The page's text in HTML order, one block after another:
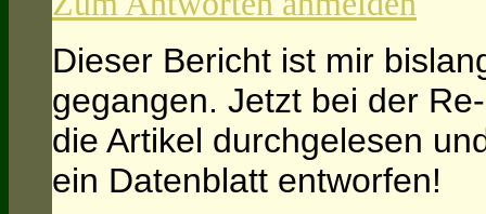
Dieser Bericht ist mir
gegangen. Jetzt bei der
die Artikel durchgelesen
ein Datenblatt entworfen!